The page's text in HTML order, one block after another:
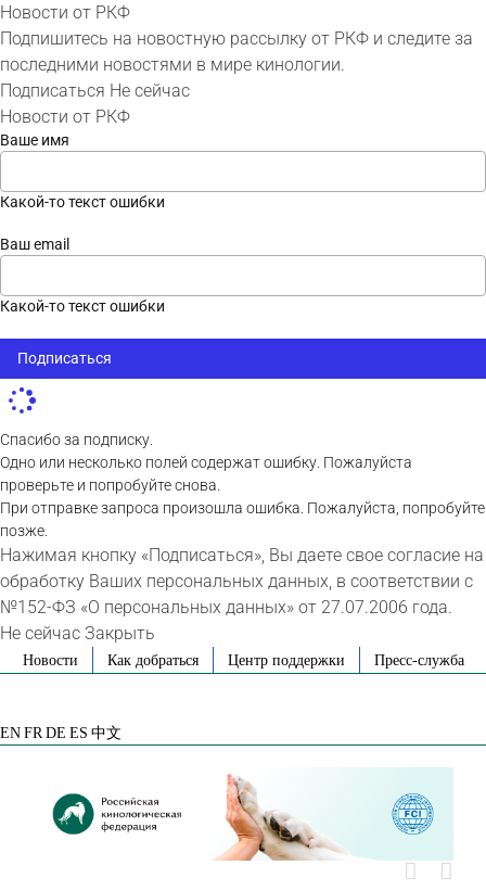
Новости от РКФ
Подпишитесь на новостную рассылку от РКФ и следите за
последними новостями в мире кинологии.
Подписаться Не сейчас
Новости от РКФ
Ваше имя
Какой-то текст ошибки
Ваш email
Какой-то текст ошибки
Подписаться
Спасибо за подписку.
Одно или несколько полей содержат ошибку. Пожалуйста
проверьте и попробуйте снова.
При отправке запроса произошла ошибка. Пожалуйста, попробуйте
позже.
Нажимая кнопку «Подписаться», Вы даете свое согласие на
обработку Ваших персональных данных, в соответствии с
№152-ФЗ «О персональных данных» от 27.07.2006 года.
Не сейчас Закрыть
SkipНовости Как добраться Центр поддержки Пресс-служба
EN FR DE ES 中文